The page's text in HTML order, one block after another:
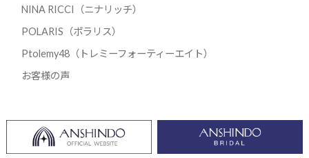
NINA RICCI（ニナリッチ）
POLARIS（ポラリス）
Ptolemy48（トレミーフォーティーエイト）
お客様の声